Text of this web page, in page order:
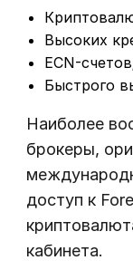
Высоких
ECN-
Быстрого
Наиболее
брокеры,
доступ к
кабинета.